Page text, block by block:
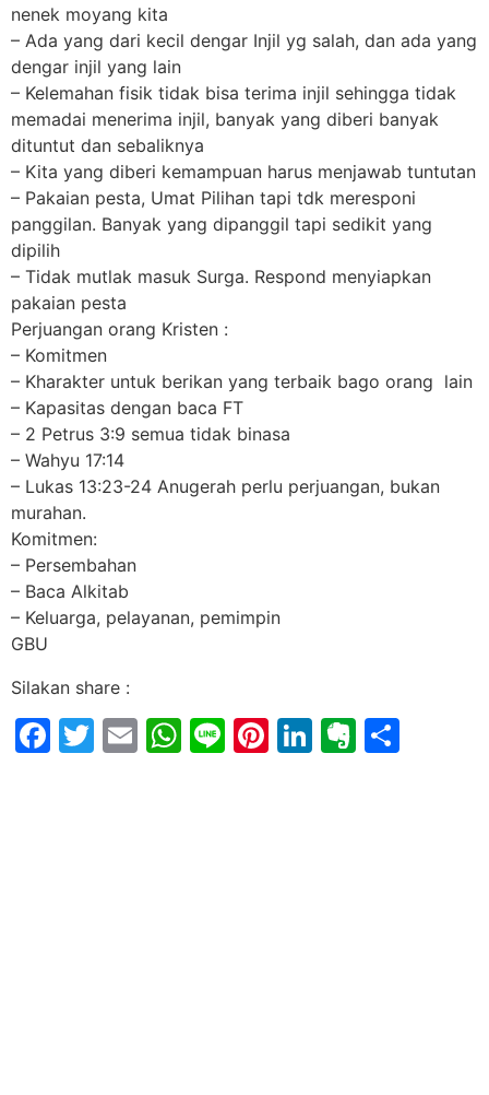
nenek moyang kita
– Ada yang dari kecil dengar Injil yg salah, dan ada yang
dengar injil yang lain
– Kelemahan fisik tidak bisa terima injil sehingga tidak
memadai menerima injil, banyak yang diberi banyak
dituntut dan sebaliknya
– Kita yang diberi kemampuan harus menjawab tuntutan
– Pakaian pesta, Umat Pilihan tapi tdk meresponi
panggilan. Banyak yang dipanggil tapi sedikit yang
dipilih
– Tidak mutlak masuk Surga. Respond menyiapkan
pakaian pesta
Perjuangan orang Kristen :
– Komitmen
– Kharakter untuk berikan yang terbaik bago orang lain
– Kapasitas dengan baca FT
– 2 Petrus 3:9 semua tidak binasa
– Wahyu 17:14
– Lukas 13:23-24 Anugerah perlu perjuangan, bukan
murahan.
Komitmen:
– Persembahan
– Baca Alkitab
– Keluarga, pelayanan, pemimpin
GBU
Silakan share :
Facebook
Twitter
EmailWhatsApp
LinePinterest
LinkedIn